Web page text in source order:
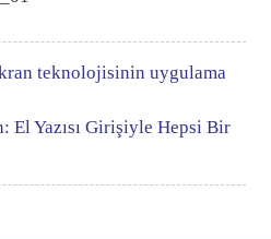
teknolojisinin uygulama
El Yazısı Girişiyle Hepsi Bir